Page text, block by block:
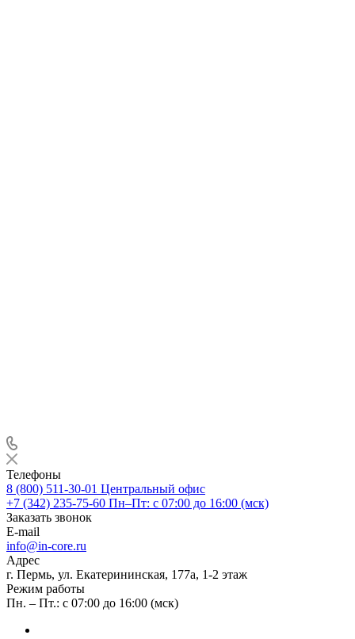
Телефоны
8 (800) 511-30-01 Центральный офис
+7 (342) 235-75-60 Пн–Пт: с 07:00 до 16:00 (мск)
Заказать звонок
E-mail
info@in-core.ru
Адрес
г. Пермь, ул. ​Екатерининская, 177а, ​1-2 этаж
Режим работы
Пн. – Пт.: с 07:00 до 16:00 (мск)